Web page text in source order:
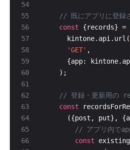
54
55
56
57
58
59
60
61
63
64
65
66
const {records} =
      kintone.api.url(
'GET'
const
const